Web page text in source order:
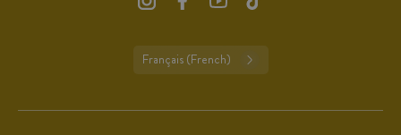
Français (French)